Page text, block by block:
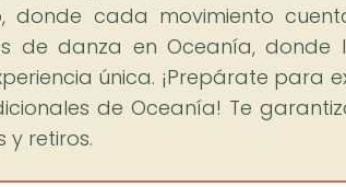
cada movimiento
de danza en Oceanía, donde
única. ¡Prepárate para
de Oceanía! Te
y retiros.